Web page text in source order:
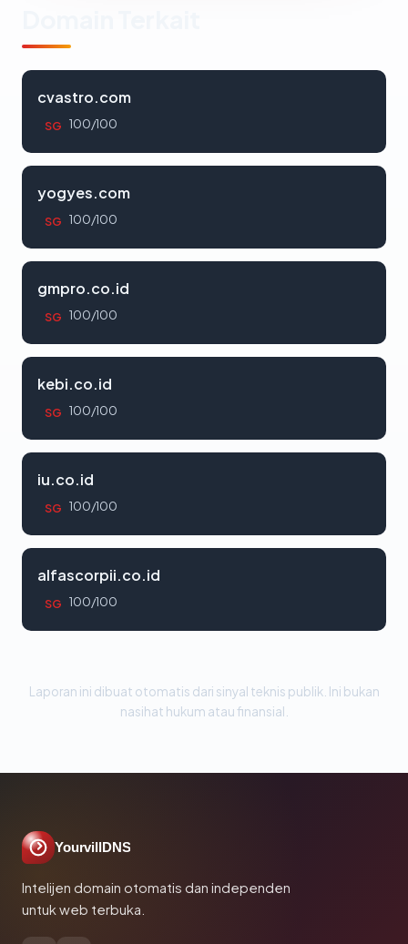
cvastro.com
SG 100/100
yogyes.com
SG 100/100
gmpro.co.id
SG 100/100
kebi.co.id
SG 100/100
iu.co.id
SG 100/100
alfascorpii.co.id
SG 100/100
Laporan ini dibuat otomatis dari sinyal teknis publik. Ini bukan
nasihat hukum atau finansial.
YourvillDNS
Intelijen domain otomatis dan independen
untuk web terbuka.